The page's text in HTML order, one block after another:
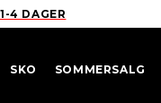
4 DAGER
SKO SOMMERSALG